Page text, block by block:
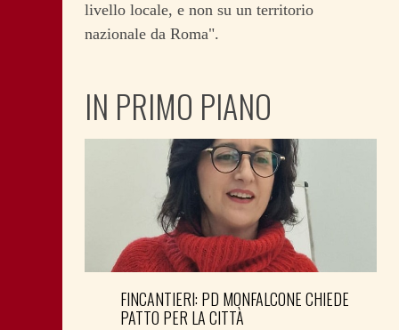
livello locale, e non su un territorio
nazionale da Roma".
IN PRIMO PIANO
FINCANTIERI: PD MONFALCONE CHIEDE
PATTO PER LA CITTÀ